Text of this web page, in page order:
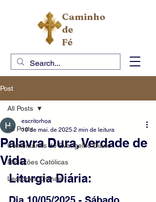
Caminho
de
Fé
Post
All Posts
Comentários do Evangelho Diário
Reflexões Católicas
Lectiones Divinae
All Posts
Palavra Dura, Verdade de
Vida
escritorhoa
10 de mai. de 2025 2 min de leitura
Liturgia Diária: